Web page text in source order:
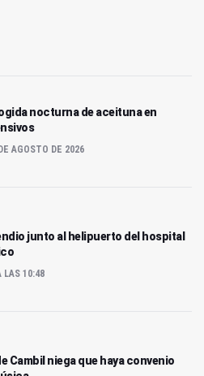
nocturna de aceituna en
AGOSTO DE 2026
junto al helipuerto del hospital
LAS 10:48
Cambil niega que haya convenio